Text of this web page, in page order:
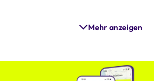
Mehr anzeigen